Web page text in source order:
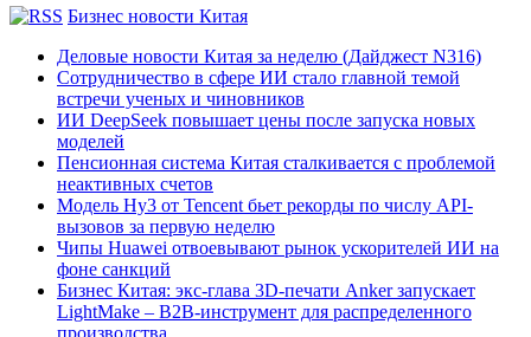
Бизнес новости Китая
Деловые новости Китая за неделю (Дайджест N316)
Сотрудничество в сфере ИИ стало главной темой
встречи ученых и чиновников
ИИ DeepSeek повышает цены после запуска новых
моделей
Пенсионная система Китая сталкивается с проблемой
неактивных счетов
Модель Hy3 от Tencent бьет рекорды по числу API-
вызовов за первую неделю
Чипы Huawei отвоевывают рынок ускорителей ИИ на
фоне санкций
Бизнес Китая: экс-глава 3D-печати Anker запускает
LightMake – B2B-инструмент для распределенного
производства